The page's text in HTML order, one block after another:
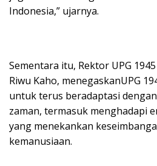
Indonesia,” ujarnya.
Sementara itu, Rektor UPG
Riwu Kaho, menegaskanUPG
untuk terus beradaptasi
zaman, termasuk menghadapi
yang menekankan
kemanusiaan.